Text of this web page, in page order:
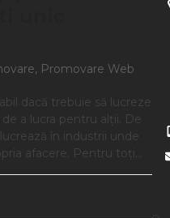
, Promovare Web
dacă trebuie să lucreze
a lucra pentru alții. De
în industrii unde
afacere. Pentru toți…